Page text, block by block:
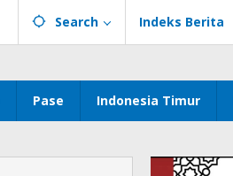
Search Indeks Berita
Pase Indonesia Timur